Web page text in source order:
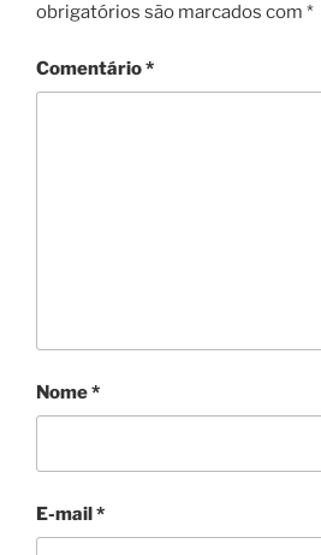
obrigatórios são marcados com *
Comentário*
Nome*
E-mail*